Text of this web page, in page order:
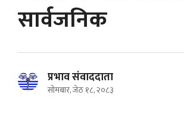
सार्वजनिक
प्रभाव संवाददाता
सोमबार, जेठ १८, २०८३